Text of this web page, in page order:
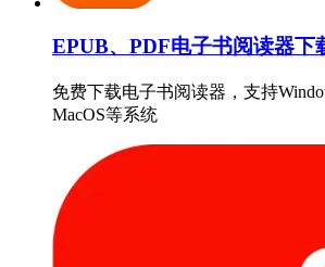
EPUB、PDF电子书阅读器下
免费下载电子书阅读器，支持
MacOS等系统